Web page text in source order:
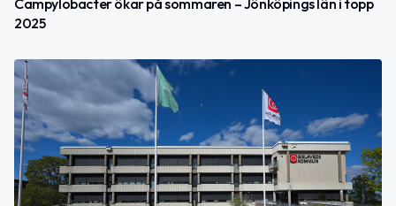
Campylobacter ökar på sommaren – Jönköpings län i topp
2025